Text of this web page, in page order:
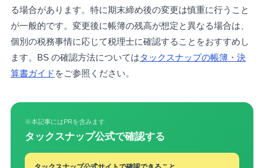
る場合があります。特に期末締め後の変更は慎重に行うこと
が一般的です。変更後に帳簿の残高が想定と異なる場合は、
個別の税務事情に応じて税理士に確認することをおすすめし
ます。BS の確認方法についてはタックスナップの帳簿・決
算書ガイド をご参照ください。
※本記事にはPRを含みます
タックスナップ公式で確認する